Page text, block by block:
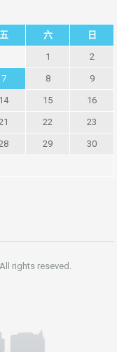
五 六 日
1 2
7 8 9
14 15 16
22 23
29 30
rights reseved.